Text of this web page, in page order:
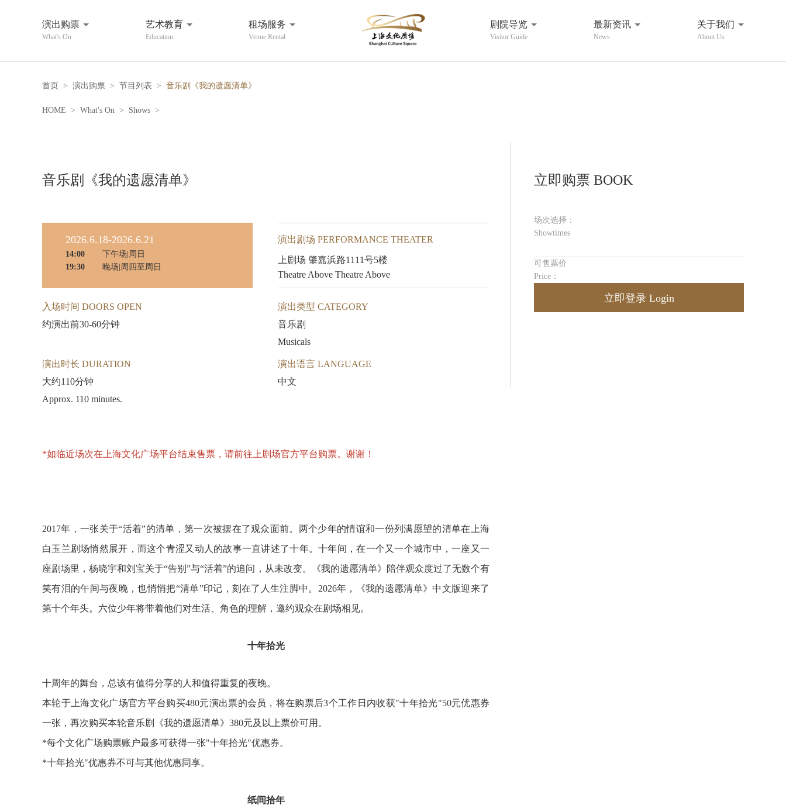
演出购票
What's On
艺术教育
Education
租场服务
Venue Rental
剧院导览
Visitor Guide
最新资讯
News
关于我们
About Us
首页 > 演出购票 > 节目列表 > 音乐剧《我的遗愿清单》
HOME > What's On > Shows >
音乐剧《我的遗愿清单》
2026.6.18-2026.6.21
14:00
下午场|周日
19:30
晚场|周四至周日
演出剧场 PERFORMANCE THEATER
上剧场 肇嘉浜路1111号5楼
Theatre Above Theatre Above
入场时间 DOORS OPEN
约演出前30-60分钟
演出类型 CATEGORY
音乐剧
Musicals
演出时长 DURATION
大约110分钟
Approx. 110 minutes.
演出语言 LANGUAGE
中文
*如临近场次在上海文化广场平台结束售票，请前往上剧场官方平台购票。谢谢！
2017年，一张关于“活着”的清单，第一次被摆在了观众面前。两个少年的情谊和一份列满愿望的清单在上海
白玉兰剧场悄然展开，而这个青涩又动人的故事一直讲述了十年。十年间，在一个又一个城市中，一座又一
座剧场里，杨晓宇和刘宝关于“告别”与“活着”的追问，从未改变。《我的遗愿清单》陪伴观众度过了无数个有
笑有泪的午间与夜晚，也悄悄把“清单”印记，刻在了人生注脚中。2026年，《我的遗愿清单》中文版迎来了
第十个年头。六位少年将带着他们对生活、角色的理解，邀约观众在剧场相见。
十年拾光
十周年的舞台，总该有值得分享的人和值得重复的夜晚。
本轮于上海文化广场官方平台购买480元演出票的会员，将在购票后3个工作日内收获"十年拾光"50元优惠券
一张，再次购买本轮音乐剧《我的遗愿清单》380元及以上票价可用。
*每个文化广场购票账户最多可获得一张"十年拾光"优惠券。
*十年拾光"优惠券不可与其他优惠同享。
纸间拾年
立即购票 BOOK
场次选择：
Showtimes
可售票价
Price：
立即登录 Login